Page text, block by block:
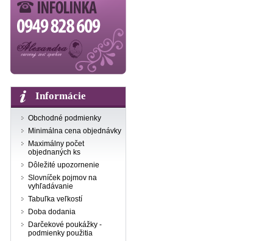
Informácie
Obchodné podmienky
Minimálna cena objednávky
Maximálny počet
objednaných ks
Dôležité upozornenie
Slovníček pojmov na
vyhľadávanie
Tabuľka veľkostí
Doba dodania
Darčekové poukážky -
podmienky použitia